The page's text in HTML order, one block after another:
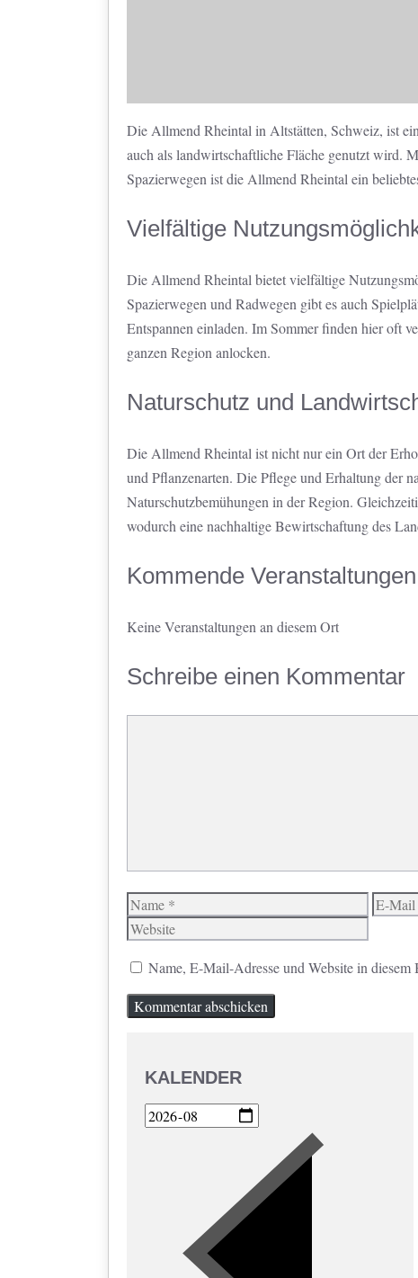
Die Allmend Rheintal in Altstätten, Schweiz, ist
auch als landwirtschaftliche Fläche genutzt wird.
Spazierwegen ist die Allmend Rheintal ein
Vielfältige
Die Allmend Rheintal bietet vielfältige
Spazierwegen und Radwegen gibt es auch
Entspannen einladen. Im Sommer finden hier oft
ganzen Region anlocken.
Naturschutz und
Die Allmend Rheintal ist nicht nur ein Ort der
und Pflanzenarten. Die Pflege und Erhaltung der
Naturschutzbemühungen in der Region.
wodurch eine nachhaltige Bewirtschaftung des
Kommende Veranstaltungen
Keine Veranstaltungen an diesem Ort
Schreibe einen Kommentar
Name
E-
Name, E-Mail-Adresse und Website in
KALENDER